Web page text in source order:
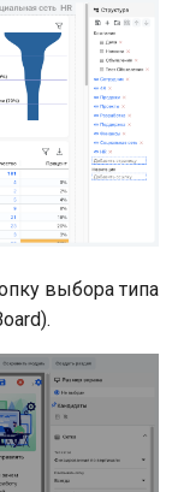
выбора типа